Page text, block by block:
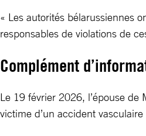
« Les autorités bélarussiennes
responsables de violations de
Complément
Le 19 février 2026, l’épouse
victime d’un accident